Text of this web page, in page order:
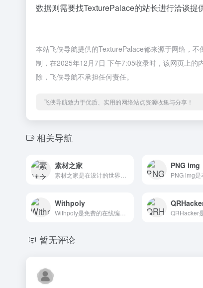
数据则需要找TexturePalace的站长进行洽谈提
本站飞侠导航提供的TexturePalace都来源于网络，
制，在2025年12月7日 下午7:05收录时，该网页上的
除，飞侠导航不承担任何责任。
飞侠导航致力于优质、实用的网络站点资源收集与分享！
相关导航
素材之家 PNG img
Withpoly
暂无评论